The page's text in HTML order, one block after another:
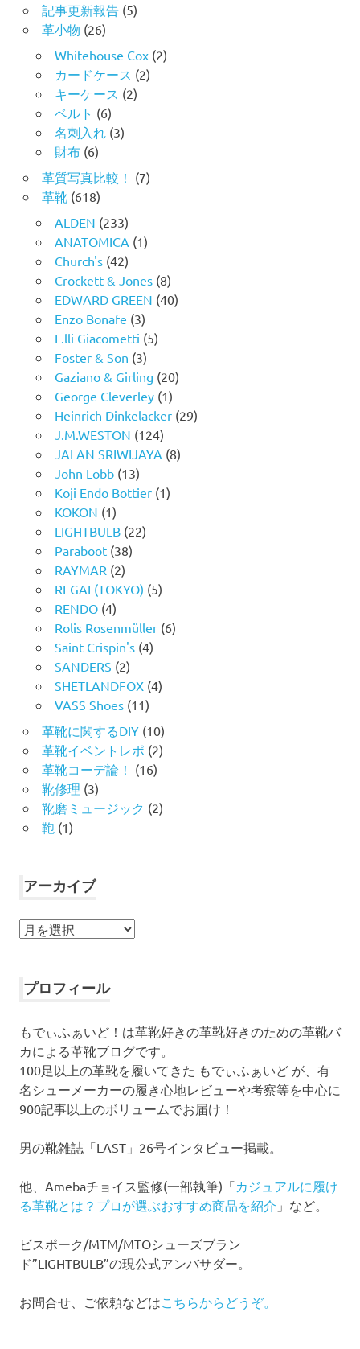
記事更新報告(5)
革小物 (26)
Whitehouse Cox(2)
カードケース (2)
キーケース (2)
ベルト (6)
名刺入れ (3)
財布(6)
革質写真比較！ (7)
革靴(618)
ALDEN (233)
ANATOMICA (1)
Church's(42)
Crockett & Jones(8)
EDWARD GREEN (40)
Enzo Bonafe (3)
F.lli Giacometti (5)
Foster & Son (3)
Gaziano & Girling (20)
George Cleverley(1)
Heinrich Dinkelacker(29)
J.M.WESTON (124)
JALAN SRIWIJAYA (8)
John Lobb(13)
Koji Endo Bottier(1)
KOKON (1)
LIGHTBULB(22)
Paraboot(38)
RAYMAR (2)
REGAL(TOKYO) (5)
RENDO(4)
Rolis Rosenmüller(6)
Saint Crispin's(4)
SANDERS (2)
SHETLANDFOX(4)
VASS Shoes(11)
革靴に関するDIY(10)
革靴イベントレポ (2)
革靴コーデ論！ (16)
靴修理 (3)
靴磨ミュージック (2)
鞄 (1)
アーカイブ
ア
イ
プロフィール
もでぃふぁいど！は革靴好きの革靴好きのための革靴バ
カによる革靴ブログです。
100足以上の革靴を履いてきた もでぃふぁいど が、有
名シューメーカーの履き心地レビューや考察等を中心に
900記事以上のボリュームでお届け！
男の靴雑誌「LAST」26号インタビュー掲載。
他、Amebaチョイス監修(一部執筆)「カジュアルに履け
る革靴とは？プロが選ぶおすすめ商品を紹介 」など。
ビスポーク/MTM/MTOシューズブラン
ド”LIGHTBULB”の現公式アンバサダー。
お問合せ、ご依頼などは こちらからどうぞ。